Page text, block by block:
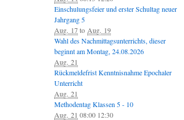
Einschulungsfeier und erster Schultag neuer
Jahrgang 5
Aug. 17to Aug. 19
Wahl des Nachmittagsunterrichts, dieser
beginnt am Montag, 24.08.2026
Aug. 21
Rückmeldefrist Kenntnisnahme Epochaler
Unterricht
Aug. 21
Methodentag Klassen 5 - 10
Aug. 21 08:00 12:30